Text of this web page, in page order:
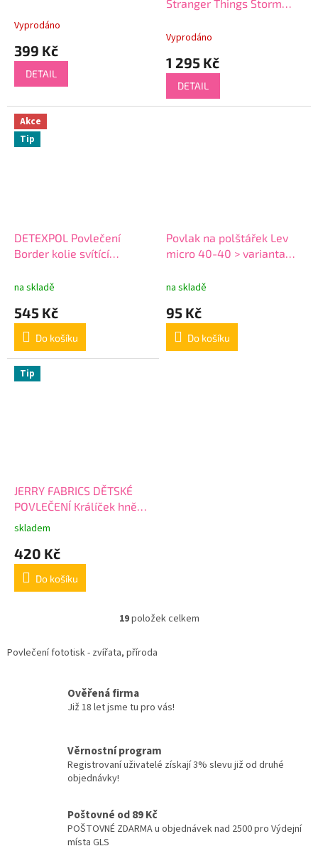
Průměrné
produktu
5,0
5
hvězdiček.
Vyprodáno
399 Kč
DETAIL
Stranger Things Storm
x 200, 70 x 90 cm zipový
Vyprodáno
1 295 Kč
DETAIL
Akce
Tip
DETEXPOL Povlečení
Border kolie svítící
na skladě
545 Kč
Do košíku
Povlak na polštářek Lev
micro 40-40 > varianta
na skladě
95 Kč
Do košíku
Tip
JERRY FABRICS DĚTSKÉ
POVLEČENÍ Králíček hnědý
Bunny Brown
Průměrné
produktu
5,0
skladem
420 Kč
Do košíku
O
c
r
v
k
p
19položek celkem
Povlečení fototisk - zvířata, příroda
Ověřená firma
Již 18 let jsme tu pro vás!
Věrnostní program
Registrovaní uživatelé získají 3% slevu již od druhé
objednávky!
Poštovné od 89 Kč
POŠTOVNÉ ZDARMA u objednávek nad 2500 pro Výdejní
místa GLS